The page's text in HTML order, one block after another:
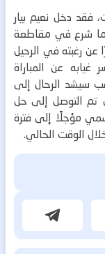
دخل نعيم بيار
شرع في مقاطعة
عن رغبته في الرحيل
غيابه عن المباراة
سيشد الرحال إلى
تم التوصل إلى حل
مؤجلًا إلى فترة
الوقت الحالي.